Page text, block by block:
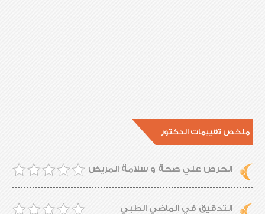
ملخص تقييمات الدكتور
الحرص علي صحة و سلامة المريض
التدقيق في الماضي الطبي